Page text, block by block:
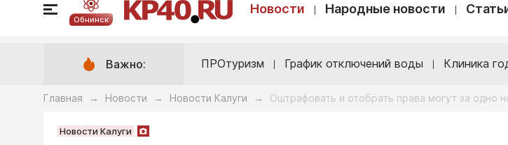
Обнинск
Новости Народные новости
Важно: ПРОтуризм График отключений воды Клиника
Главная → Новости → Новости Калуги → Оштрафовать и отобрать права могут за одно
Новости Калуги